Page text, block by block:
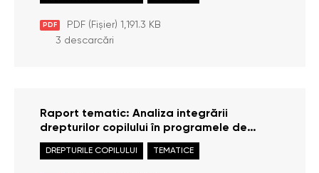
PDF PDF (Fișier) 1,191.3 KB
3 descarcări
Raport tematic: Analiza integrării
drepturilor copilului în programele de
studii ale Institutului Național al Justiției
DREPTURILE COPILULUI TEMATICE